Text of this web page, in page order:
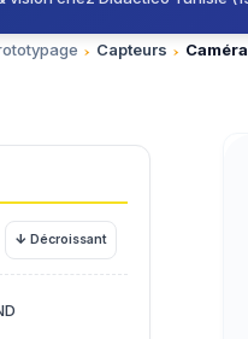
Capteurs
↓ Décroissant